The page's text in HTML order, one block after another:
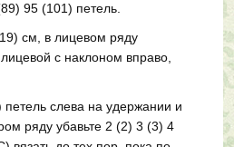
95 (101) петель.
см, в лицевом ряду
с наклоном вправо,
слева на удержании и
ряду убавьте 2 (2) 3 (3) 4